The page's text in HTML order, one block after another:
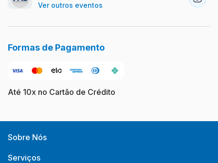
Ver outros eventos
Formas de Pagamento
Até 10x no Cartão de Crédito
Sobre Nós
Serviços